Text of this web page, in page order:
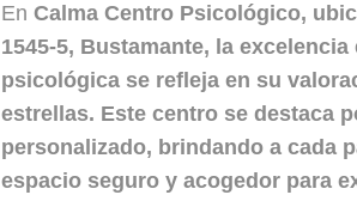
En Calma Centro Psicológico,
1545-5, Bustamante, la excelencia
psicológica se refleja en su
estrellas. Este centro se destaca
personalizado, brindando a cada
espacio seguro y acogedor para